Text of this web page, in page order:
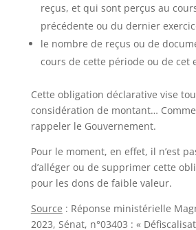
reçus, et qui sont perçus au
précédente ou du dernier
le nombre de reçus ou de
cours de cette période ou de cet
Cette obligation déclarative vise
considération de montant…
rappeler le Gouvernement.
Pour le moment, en effet, il n’est
d’alléger ou de supprimer cette
pour les dons de faible valeur.
Source : Réponse ministérielle
2023, Sénat, n°03403 : «